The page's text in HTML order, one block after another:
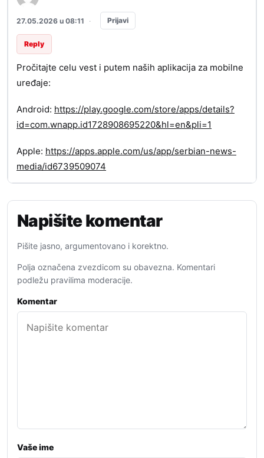
27.05.2026 u 08:11 · Prijavi
Reply
Pročitajte celu vest i putem naših aplikacija za mobilne
uređaje:
Android: https://play.google.com/store/apps/details?
id=com.wnapp.id1728908695220&hl=en&pli=1
Apple: https://apps.apple.com/us/app/serbian-news-
media/id6739509074
Napišite komentar
Pišite jasno, argumentovano i korektno.
Polja označena zvezdicom su obavezna. Komentari
podležu pravilima moderacije.
Komentar
Vaše ime